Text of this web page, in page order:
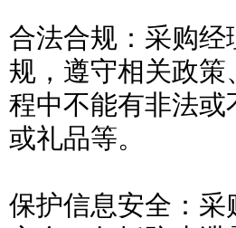
合法合规：采购
规，遵守相关政
程中不能有非法
或礼品等。
保护信息安全：